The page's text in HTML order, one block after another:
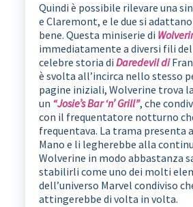
Quindi è possibile rilevare una
e Claremont, e le due si
bene. Questa miniserie di
immediatamente a diversi fili
celebre storia di Daredevil di
è svolta all’incirca nello stesso
pagine iniziali, Wolverine trova
un “Josie’s Bar ‘n’ Grill”, che
con il frequentatore notturno
frequentava. La trama presenta
Mano e li legherebbe alla
Wolverine in modo abbastanza
stabilirli come uno dei molti
dell’universo Marvel condiviso
attingerebbe di volta in volta.